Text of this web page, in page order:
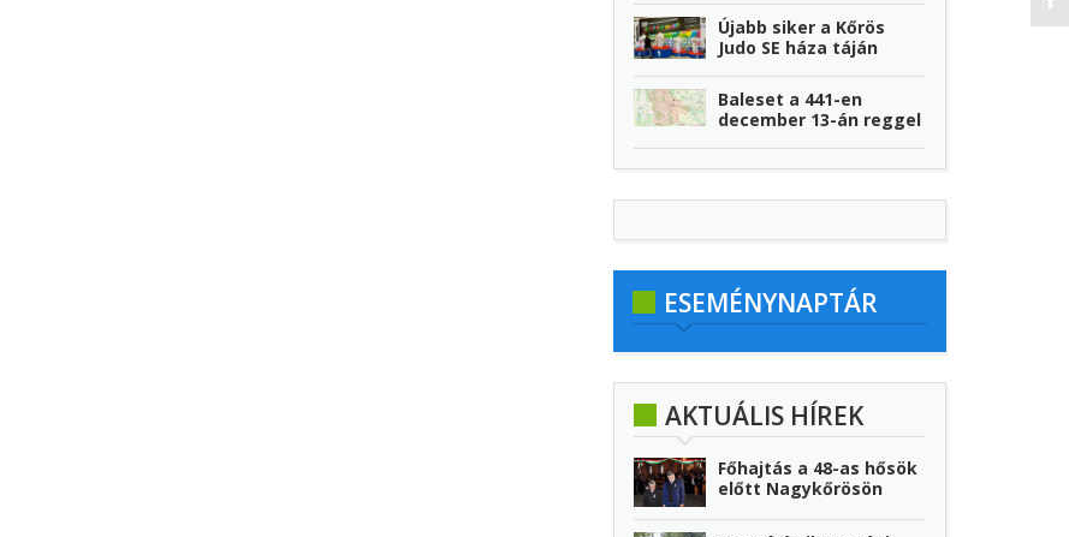
Újabb siker a Kőrös
Judo SE háza táján
Baleset a 441-en
december 13-án reggel
ESEMÉNYNAPTÁR
AKTUÁLIS HÍREK
Főhajtás a 48-as hősök
előtt Nagykőrösön